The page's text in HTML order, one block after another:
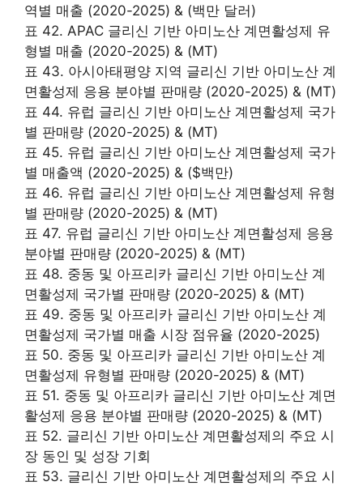
역별 매출 (2020-2025) & (백만 달러)
표 42. APAC 글리신 기반 아미노산 계면활성제 유
형별 매출 (2020-2025) & (MT)
표 43. 아시아태평양 지역 글리신 기반 아미노산 계
면활성제 응용 분야별 판매량 (2020-2025) & (MT)
표 44. 유럽 글리신 기반 아미노산 계면활성제 국가
별 판매량 (2020-2025) & (MT)
표 45. 유럽 글리신 기반 아미노산 계면활성제 국가
별 매출액 (2020-2025) & ($백만)
표 46. 유럽 글리신 기반 아미노산 계면활성제 유형
별 판매량 (2020-2025) & (MT)
표 47. 유럽 글리신 기반 아미노산 계면활성제 응용
분야별 판매량 (2020-2025) & (MT)
표 48. 중동 및 아프리카 글리신 기반 아미노산 계
면활성제 국가별 판매량 (2020-2025) & (MT)
표 49. 중동 및 아프리카 글리신 기반 아미노산 계
면활성제 국가별 매출 시장 점유율 (2020-2025)
표 50. 중동 및 아프리카 글리신 기반 아미노산 계
면활성제 유형별 판매량 (2020-2025) & (MT)
표 51. 중동 및 아프리카 글리신 기반 아미노산 계면
활성제 응용 분야별 판매량 (2020-2025) & (MT)
표 52. 글리신 기반 아미노산 계면활성제의 주요 시
장 동인 및 성장 기회
표 53. 글리신 기반 아미노산 계면활성제의 주요 시